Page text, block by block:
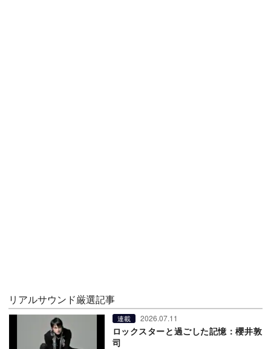
リアルサウンド厳選記事
連載 2026.07.11
ロックスターと過ごした記憶：櫻井敦
司